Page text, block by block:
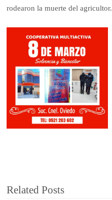
rodearon la muerte del agricultor.
Related Posts